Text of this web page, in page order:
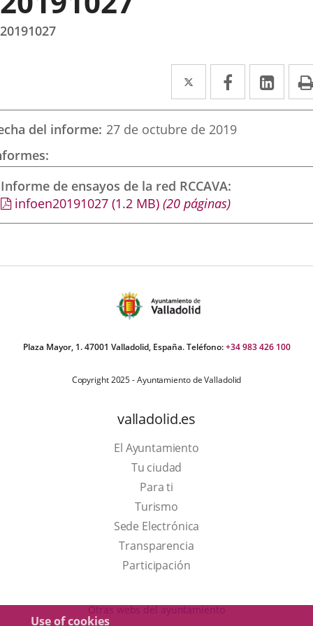
Use of cookies
20191027
Twitter
Enlace
a
una
externa.
Facebook
Enlace
a
una
externa.
a
del informe 27 de octubre de 2019
Informe de ensayos de la red RCCAVA
infoen20191027 (1.2 MB) (20 páginas)
Plaza Mayor, 1. 47001 Valladolid, España. Teléfono:+34 983 426 100
Copyright 2025 - Ayuntamiento de Valladolid
valladolid.es
El Ayuntamiento
Tu ciudad
Para ti
TurismoThis
link
will
open
a
Sede Electrónica
Transparencia
Participación
Otras webs del ayuntamiento